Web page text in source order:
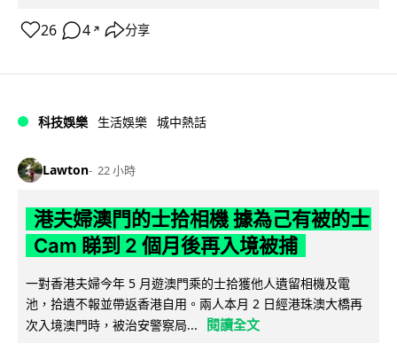
26 4 ↗ 分享
科技娛樂 生活娛樂 城中熱話
Lawton 22 小時
港夫婦澳門的士拾相機 據為己有被的士
Cam 睇到 2 個月後再入境被捕
一對香港夫婦今年 5 月遊澳門乘的士拾獲他人遺留相機及電
池，拾遺不報並帶返香港自用。兩人本月 2 日經港珠澳大橋再
次入境澳門時，被治安警察局...
閱讀全文